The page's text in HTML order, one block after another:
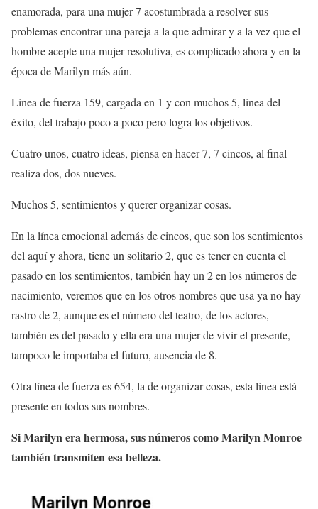
enamorada, para una mujer 7 acostumbrada a resolver sus
problemas encontrar una pareja a la que admirar y a la vez que el
hombre acepte una mujer resolutiva, es complicado ahora y en la
época de Marilyn más aún.
Línea de fuerza 159, cargada en 1 y con muchos 5, línea del
éxito, del trabajo poco a poco pero logra los objetivos.
Cuatro unos, cuatro ideas, piensa en hacer 7, 7 cincos, al final
realiza dos, dos nueves.
Muchos 5, sentimientos y querer organizar cosas.
En la línea emocional además de cincos, que son los sentimientos
del aquí y ahora, tiene un solitario 2, que es tener en cuenta el
pasado en los sentimientos, también hay un 2 en los números de
nacimiento, veremos que en los otros nombres que usa ya no hay
rastro de 2, aunque es el número del teatro, de los actores,
también es del pasado y ella era una mujer de vivir el presente,
tampoco le importaba el futuro, ausencia de 8.
Otra línea de fuerza es 654, la de organizar cosas, esta línea está
presente en todos sus nombres.
Si Marilyn era hermosa, sus números como Marilyn Monroe
también transmiten esa belleza.